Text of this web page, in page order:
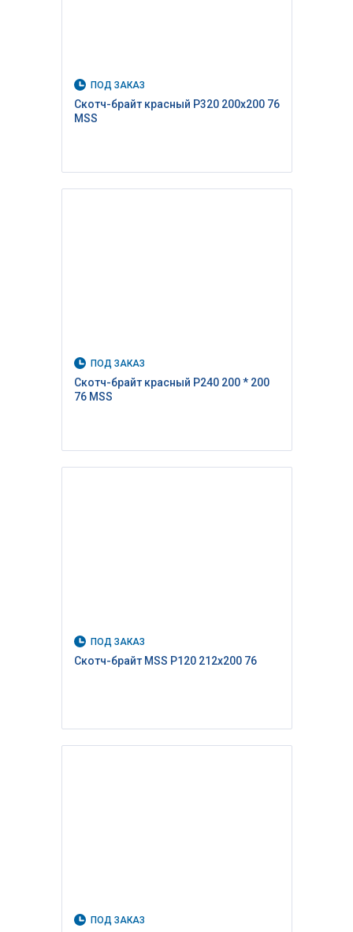
ПОД ЗАКАЗ
Скотч-брайт красный P320 200х200 76
MSS
ПОД ЗАКАЗ
Скотч-брайт красный P240 200 * 200
76 MSS
ПОД ЗАКАЗ
Скотч-брайт MSS P120 212х200 76
ПОД ЗАКАЗ